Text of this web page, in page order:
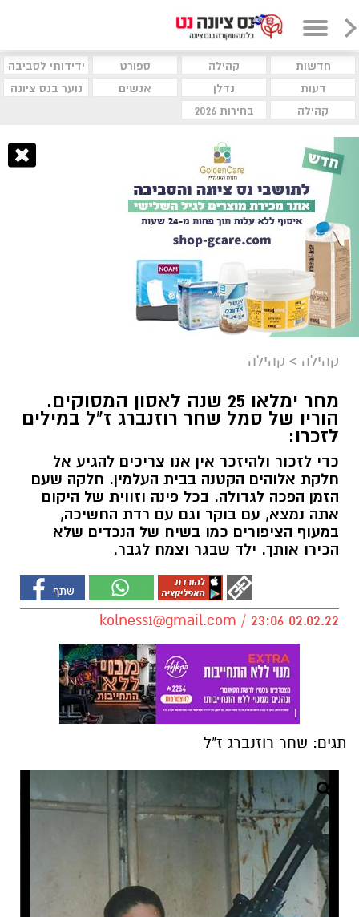
חדשות קהילה ספורט
ידידותי לסביבה
דעות
נדלן אנשים
נוער בנס ציונה
קהילה
בחירות 2026
קהילה > קהילה
מחר ימלאו 25 שנה לאסון המסוקים.
הוריו של סמל שחר רוזנברג ז"ל במילים
לזכרו:
כדי לזכור ולהיזכר אין אנו צריכים להגיע אל
חלקת אלוהים הקטנה בבית העלמין. חלקה שעם
הזמן הפכה לגדולה. בכל פינה וזווית של היקום
אתה נמצא, עם בוקר וגם עם רדת החשיכה,
במעוף הציפורים כמו בשיח של הנכדים שלא
הכירו אותך. ילד שבגר וצמח לגבר.
kolness1@gmail.com / 23:06 02.02.22
תגים: שחר רוזנברג ז"ל